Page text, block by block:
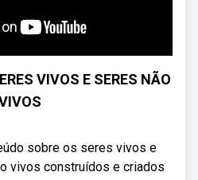
VIVOS E SERES NÃO
sobre os seres vivos e
vivos construídos e criados